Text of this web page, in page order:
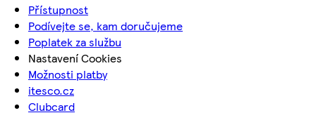
Přístupnost
Podívejte se, kam doručujeme
Poplatek za službu
Nastavení Cookies
Možnosti platby
itesco.cz
Clubcard